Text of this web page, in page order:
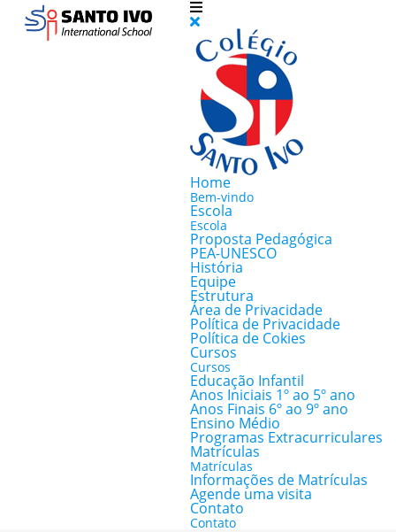
Home
Bem-vindo
Escola
Escola
Proposta Pedagógica
PEA-UNESCO
História
Equipe
Estrutura
Área de Privacidade
Política de Privacidade
Política de Cokies
Cursos
Cursos
Educação Infantil
Anos Iniciais 1º ao 5º ano
Anos Finais 6º ao 9º ano
Ensino Médio
Programas Extracurriculares
Matrículas
Matrículas
Informações de Matrículas
Agende uma visita
Contato
Contato